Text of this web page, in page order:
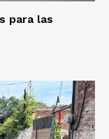
para las